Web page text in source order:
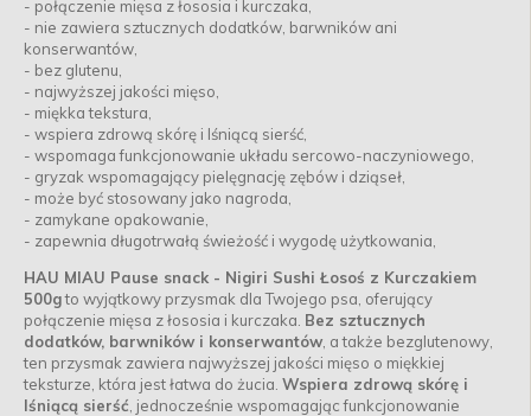
- połączenie mięsa z łososia i kurczaka,
- nie zawiera sztucznych dodatków, barwników ani
konserwantów,
- bez glutenu,
- najwyższej jakości mięso,
- miękka tekstura,
- wspiera zdrową skórę i lśniącą sierść,
- wspomaga funkcjonowanie układu sercowo-naczyniowego,
- gryzak wspomagający pielęgnację zębów i dziąseł,
- może być stosowany jako nagroda,
- zamykane opakowanie,
- zapewnia długotrwałą świeżość i wygodę użytkowania,
HAU MIAU Pause snack - Nigiri Sushi Łosoś z Kurczakiem
500gto wyjątkowy przysmak dla Twojego psa, oferujący
połączenie mięsa z łososia i kurczaka. Bez sztucznych
dodatków, barwników i konserwantów , a także bezglutenowy,
ten przysmak zawiera najwyższej jakości mięso o miękkiej
teksturze, która jest łatwa do żucia. Wspiera zdrową skórę i
lśniącą sierść , jednocześnie wspomagając funkcjonowanie